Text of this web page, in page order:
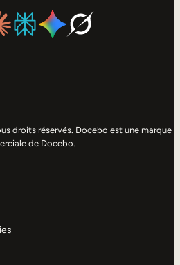
droits réservés. Docebo est une marque
de Docebo.